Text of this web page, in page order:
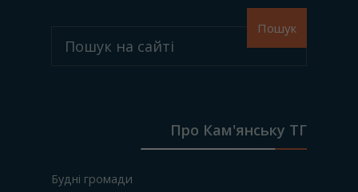
Пошук
Про Кам'янську ТГ
Будні громади